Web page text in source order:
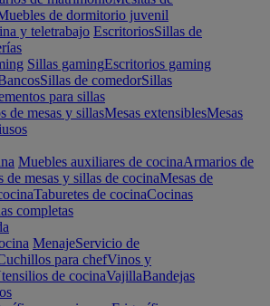
de dormitorio juvenil
y teletrabajo EscritoriosSillas de
Sillas gamingEscritorios gaming
Sillas de comedorSillas
para sillas
de mesas y sillasMesas extensiblesMesas
Muebles auxiliares de cocinaArmarios de
de mesas y sillas de cocinaMesas de
Taburetes de cocinaCocinas
completas
MenajeServicio de
para chefVinos y
de cocinaVajillaBandejas